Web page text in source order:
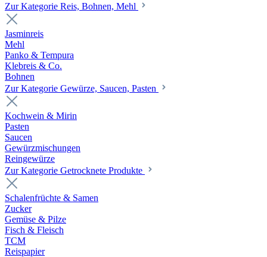
Zur Kategorie Reis, Bohnen, Mehl
Jasminreis
Mehl
Panko & Tempura
Klebreis & Co.
Bohnen
Zur Kategorie Gewürze, Saucen, Pasten
Kochwein & Mirin
Pasten
Saucen
Gewürzmischungen
Reingewürze
Zur Kategorie Getrocknete Produkte
Schalenfrüchte & Samen
Zucker
Gemüse & Pilze
Fisch & Fleisch
TCM
Reispapier